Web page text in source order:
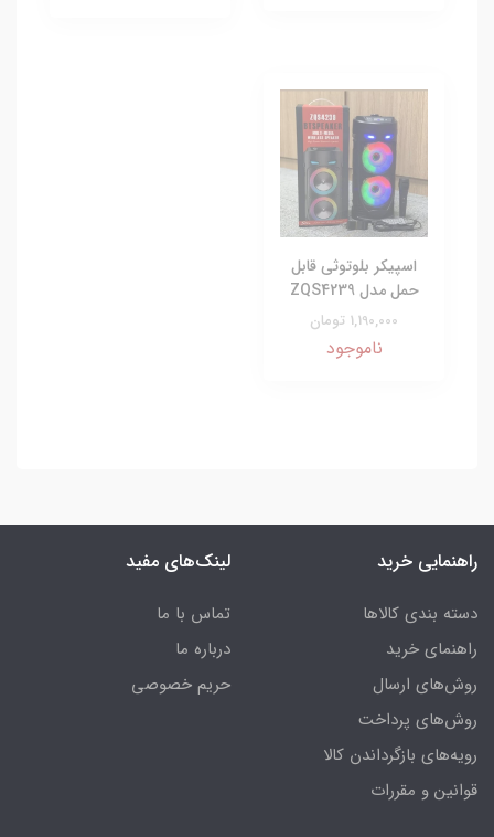
اسپیکر بلوتوثی قابل
حمل مدل ZQS4239
1,190,000 تومان
ناموجود
راهنمایی خرید
دسته بندی کالاها
راهنمای خرید
روش‌های ارسال
روش‌های پرداخت
رویه‌های بازگرداندن کالا
قوانین و مقررات
لینک‌های مفید
تماس با ما
درباره ما
حریم خصوصی